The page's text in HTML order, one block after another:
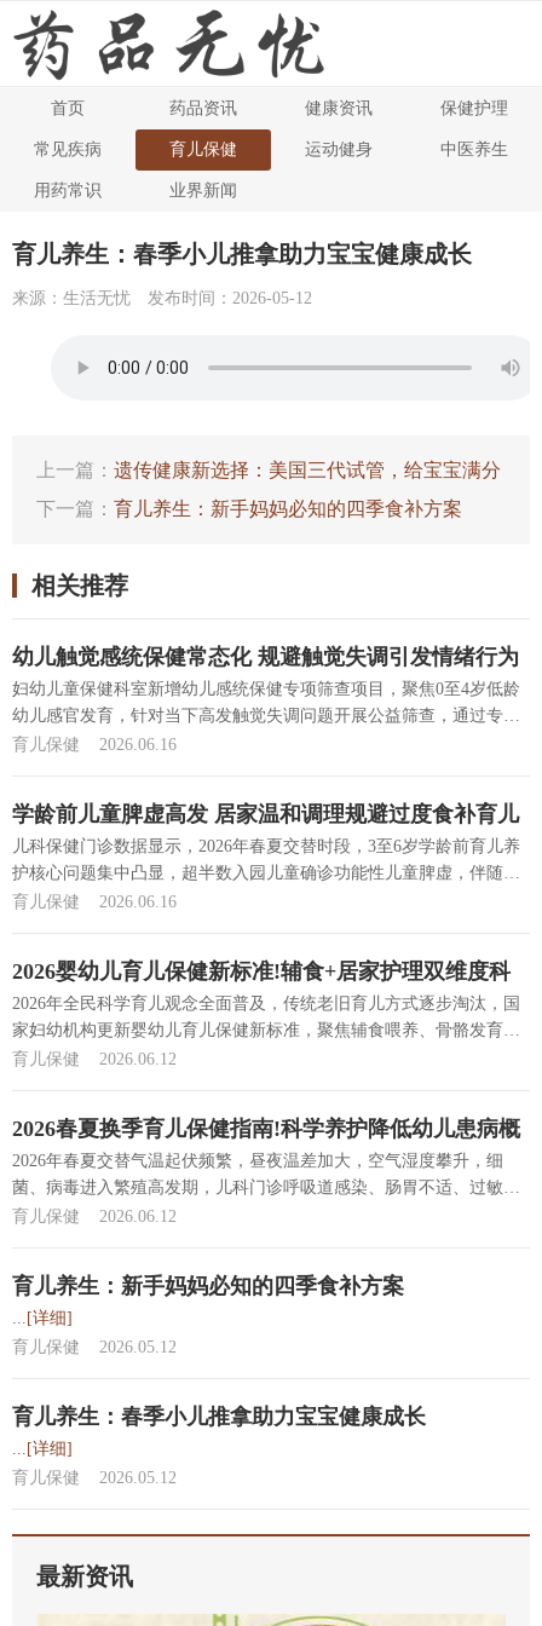
>>育儿保健
首页 药品资讯 健康资讯 保健护理
常见疾病 育儿保健 运动健身 中医养生
用药常识 业界新闻
育儿养生：春季小儿推拿助力宝宝健康成长
来源：生活无忧 发布时间：2026-05-12
上一篇： 遗传健康新选择：美国三代试管，给宝宝满分
守护
下一篇： 育儿养生：新手妈妈必知的四季食补方案
相关推荐
幼儿触觉感统保健常态化 规避触觉失调引发情绪行为
问题
妇幼儿童保健科室新增幼儿感统保健专项筛查项目，聚焦0至4岁低龄
幼儿感官发育，针对当下高发触觉失调问题开展公益筛查，通过专业
测... [详细]
育儿保健 2026.06.16
学龄前儿童脾虚高发 居家温和调理规避过度食补育儿
误区
儿科保健门诊数据显示，2026年春夏交替时段，3至6岁学龄前育儿养
护核心问题集中凸显，超半数入园儿童确诊功能性儿童脾虚，伴随反
复... [详细]
育儿保健 2026.06.16
2026婴幼儿育儿保健新标准!辅食+居家护理双维度科
普
2026年全民科学育儿观念全面普及，传统老旧育儿方式逐步淘汰，国
家妇幼机构更新婴幼儿育儿保健新标准，聚焦辅食喂养、骨骼发育、
睡... [详细]
育儿保健 2026.06.12
2026春夏换季育儿保健指南!科学养护降低幼儿患病概
率
2026年春夏交替气温起伏频繁，昼夜温差加大，空气湿度攀升，细
菌、病毒进入繁殖高发期，儿科门诊呼吸道感染、肠胃不适、过敏性
皮炎...[详细]
育儿保健 2026.06.12
育儿养生：新手妈妈必知的四季食补方案
... [详细]
育儿保健
2026.05.12
育儿养生：春季小儿推拿助力宝宝健康成长
... [详细]
育儿保健
2026.05.12
最新资讯